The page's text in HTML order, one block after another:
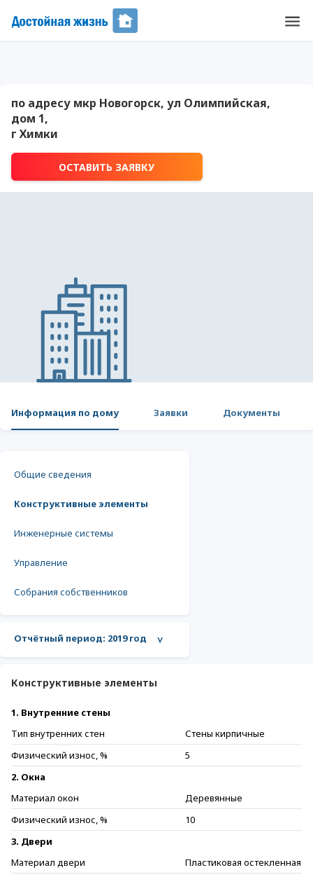
по адресу мкр Новогорск, ул Олимпийская,
дом 1,
г Химки
ОСТАВИТЬ ЗАЯВКУ
Информация по дому Заявки Документы
Общие сведения
Конструктивные элементы
Инженерные системы
Управление
Собрания собственников
Отчётный период: 2019 год >
Конструктивные элементы
1. Внутренние стены
Тип внутренних стен
Стены кирпичные
Физический износ, %
5
2. Окна
Материал окон
Деревянные
Физический износ, %
10
3. Двери
Материал двери
Пластиковая остекленная